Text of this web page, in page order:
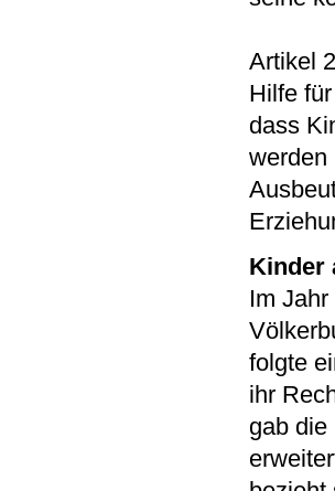
Artikel
Hilfe
dass
werden
Kinder
Im
folgte
ihr
gab die